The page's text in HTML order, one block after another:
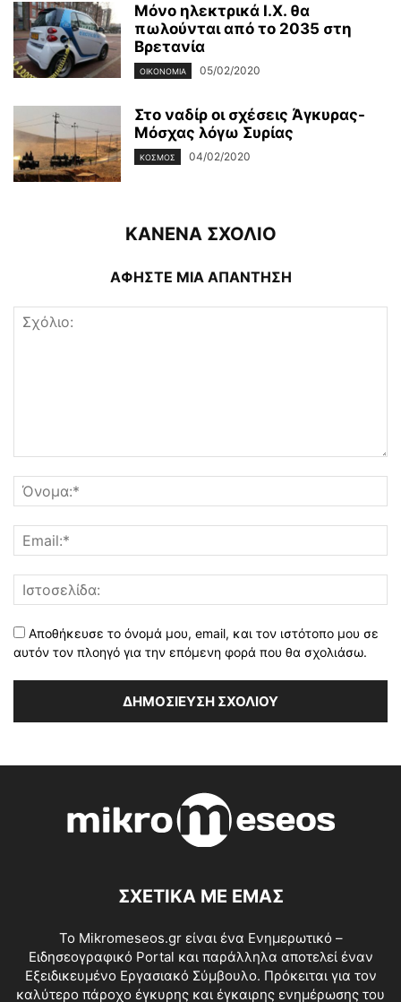
Μόνο ηλεκτρικά Ι.Χ. θα
πωλούνται από το 2035 στη
Βρετανία
ΟΙΚΟΝΟΜΊΑ 05/02/2020
Στο ναδίρ οι σχέσεις Άγκυρας-
Μόσχας λόγω Συρίας
ΚΌΣΜΟΣ 04/02/2020
ΚΑΝΕΝΑ ΣΧΟΛΙΟ
ΑΦΗΣΤΕ ΜΙΑ ΑΠΑΝΤΗΣΗ
Αποθήκευσε το όνομά μου, email, και τον ιστότοπο μου σε
αυτόν τον πλοηγό για την επόμενη φορά που θα σχολιάσω.
ΣΧΕΤΙΚΑ ΜΕ ΕΜΑΣ
Το Mikromeseos.gr είναι ένα Ενημερωτικό –
Ειδησεογραφικό Portal και παράλληλα αποτελεί έναν
Εξειδικευμένο Εργασιακό Σύμβουλο. Πρόκειται για τον
καλύτερο πάροχο έγκυρης και έγκαιρης ενημέρωσης του